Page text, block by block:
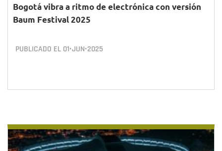
Bogotá vibra a ritmo de electrónica con versión
Baum Festival 2025
PUBLICADO EL 01•JUN•2025